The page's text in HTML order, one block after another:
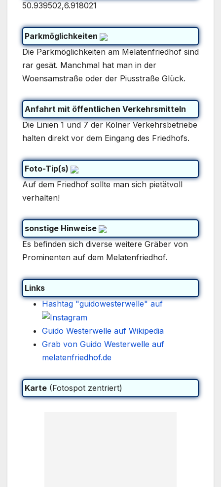
50.939502,6.918021
Parkmöglichkeiten
Die Parkmöglichkeiten am Melatenfriedhof sind
rar gesät. Manchmal hat man in der
Woensamstraße oder der Piusstraße Glück.
Anfahrt mit öffentlichen Verkehrsmitteln
Die Linien 1 und 7 der Kölner Verkehrsbetriebe
halten direkt vor dem Eingang des Friedhofs.
Foto-Tip(s)
Auf dem Friedhof sollte man sich pietätvoll
verhalten!
sonstige Hinweise
Es befinden sich diverse weitere Gräber von
Prominenten auf dem Melatenfriedhof.
Links
Hashtag "guidowesterwelle" auf
Guido Westerwelle auf Wikipedia
Grab von Guido Westerwelle auf
melatenfriedhof.de
Karte (Fotospot zentriert)